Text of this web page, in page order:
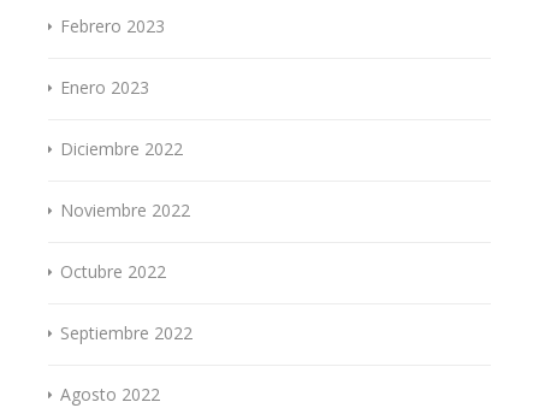
Febrero 2023
Enero 2023
Diciembre 2022
Noviembre 2022
Octubre 2022
Septiembre 2022
Agosto 2022